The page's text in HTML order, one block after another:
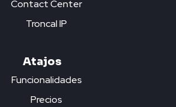
Contact Center
Troncal IP
Atajos
Funcionalidades
Precios